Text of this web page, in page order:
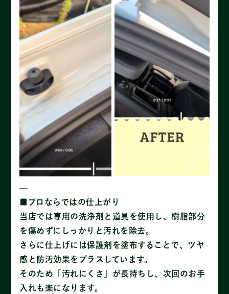
—
■プロならではの仕上がり
当店では専用の洗浄剤と道具を使用し、樹脂部分
を傷めずにしっかりと汚れを除去。
さらに仕上げには保護剤を塗布することで、ツヤ
感と防汚効果をプラスしています。
そのため「汚れにくさ」が長持ちし、次回のお手
入れも楽になります。